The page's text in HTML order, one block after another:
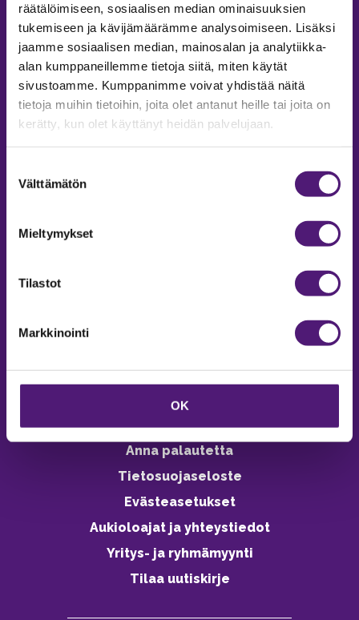
räätälöimiseen, sosiaalisen median ominaisuuksien
tukemiseen ja kävijämäärämme analysoimiseen. Lisäksi
jaamme sosiaalisen median, mainosalan ja analytiikka-
alan kumppaneillemme tietoja siitä, miten käytät
sivustoamme. Kumppanimme voivat yhdistää näitä
tietoja muihin tietoihin, joita olet antanut heille tai joita on
kerätty, kun olet käyttänyt heidän palvelujaan.
valinta
Välttämätön
Mieltymykset
Tilastot
Markkinointi
OK
MAJOITUS
Tiedustelut & Varaukset
Vastuullisuus
Ympäristöohjelma
Avoimet työpaikat
Anna palautetta
Tietosuojaseloste
Evästeasetukset
Aukioloajat ja yhteystiedot
Yritys- ja ryhmämyynti
Tilaa uutiskirje